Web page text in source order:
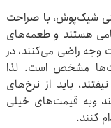
شیک‌پوش، با صراحت
هستند و طعمه‌های
وجه راضی می‌کنند، در
مشخص است. لذا
باید از نرخ‌های
وبه قیمت‌های خیلی
کنند.